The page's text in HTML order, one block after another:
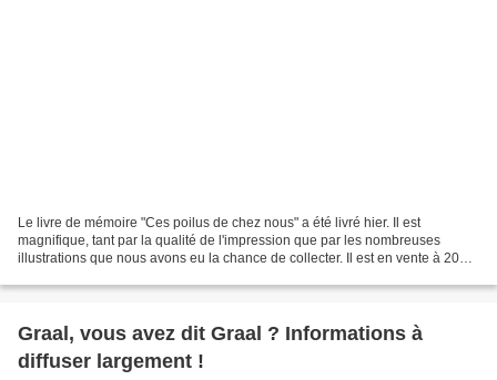
Le livre de mémoire "Ces poilus de chez nous" a été livré hier. Il est
magnifique, tant par la qualité de l'impression que par les nombreuses
illustrations que nous avons eu la chance de collecter. Il est en vente à 20
Graal, vous avez dit Graal ? Informations à
diffuser largement !